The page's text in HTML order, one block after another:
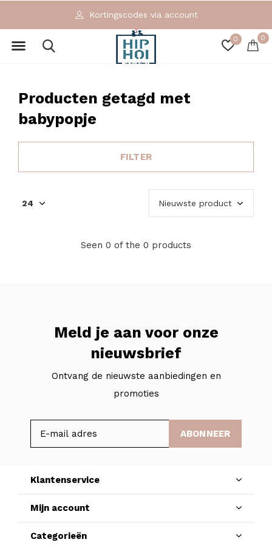
0 0
Kortingscodes via account
Producten getagd met
babypopje
FILTER
Seen 0 of the 0 products
Meld je aan voor onze
nieuwsbrief
Ontvang de nieuwste aanbiedingen en
promoties
ABONNEER
Klantenservice
Mijn account
Categorieën